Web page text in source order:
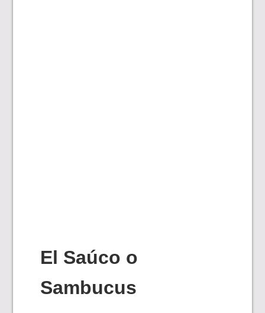
El Saúco o
Sambucus